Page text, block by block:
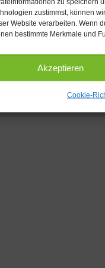
zustimmst, können
Website verarbeiten. Wenn
bestimmte Merkmale und
Akzeptieren
Cookie-